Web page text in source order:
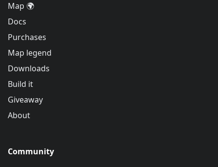
Map 🌍
Docs
Purchases
Map legend
Downloads
Build it
Giveaway
About
Community